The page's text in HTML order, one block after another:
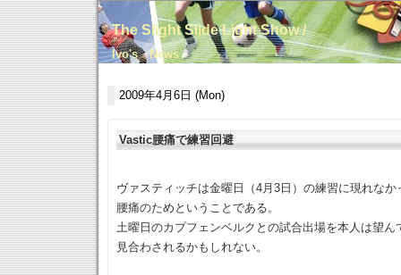
The Slight Slide Light Show /
Ivo's News
2009年4月6日 (Mon)
Vastic腰痛で練習回避
ヴァスティッチは金曜日（4月3日）の練習に現れなか
腰痛のためということである。
土曜日のカプフェンベルクとの試合出場を本人は望ん
見合わされるかもしれない。